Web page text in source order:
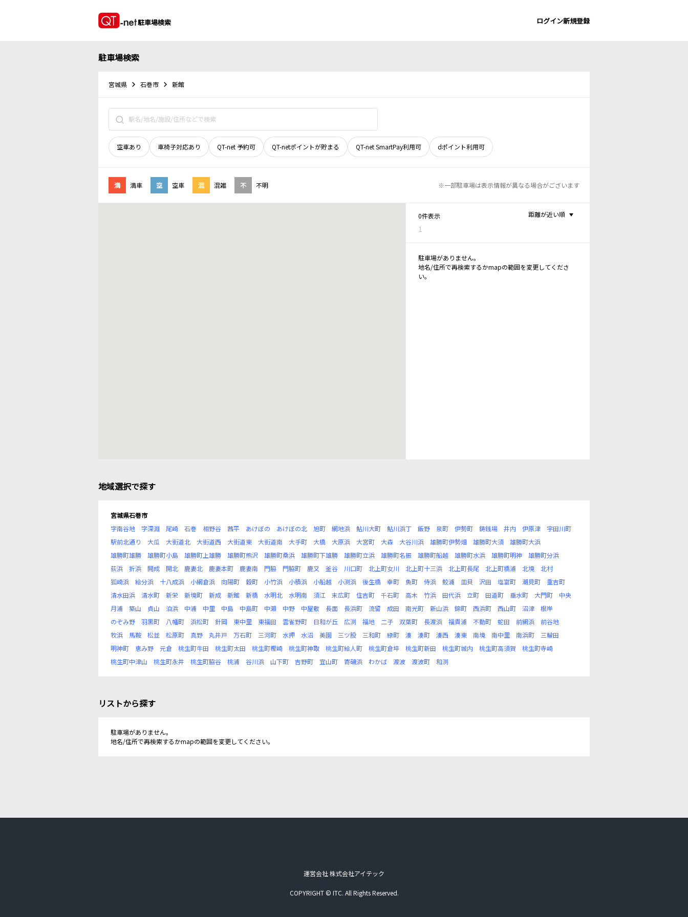
駐車場検索 ログイン新規登録
駐車場検索
宮城県 石巻市 新館
空車あり 車椅子対応あり QT-net 予約可 QT-netポイントが貯まる QT-net SmartPay利用可 dポイント利用可
満 満車 空 空車 混 混雑 不 不明 ※一部駐車場は表示情報が異なる場合がございます
0件表示
1
距離が近い順
駐車場がありません。
地名/住所で再検索するかmapの範囲を変更してくださ
い。
地域選択で探す
宮城県石巻市
字南谷地
字深淵 尾崎 石巻 相野谷 茜平 あけぼの あけぼの北 旭町 網地浜 鮎川大町 鮎川浜丁 飯野 泉町 伊勢町 鋳銭場 井内 伊原津
宇田川町
駅前北通り
大瓜 大街道北 大街道西 大街道東 大街道南 大手町 大橋 大原浜 大宮町 大森 大谷川浜 雄勝町伊勢畑 雄勝町大須
雄勝町大浜
雄勝町雄勝
雄勝町小島 雄勝町上雄勝 雄勝町熊沢 雄勝町桑浜 雄勝町下雄勝 雄勝町立浜 雄勝町名振 雄勝町船越 雄勝町水浜 雄勝町明神
雄勝町分浜
荻浜
折浜 開成 開北 鹿妻北 鹿妻本町 鹿妻南 門脇 門脇町 鹿又 釜谷 川口町 北上町女川 北上町十三浜 北上町長尾 北上町橋浦 北境
北村
狐崎浜
給分浜 十八成浜 小網倉浜 向陽町 穀町 小竹浜 小積浜 小船越 小渕浜 後生橋 幸町 魚町 侍浜 鮫浦 皿貝 沢田 塩富町 潮見町
重吉町
清水田浜
清水町 新栄 新境町 新成 新館 新橋 水明北 水明南 須江 末広町 住吉町 千石町 高木 竹浜 田代浜 立町 田道町 垂水町 大門町
中央
月浦
築山 貞山 泊浜 中浦 中里 中島 中島町 中瀬 中野 中屋敷 長面 長浜町 流留 成田 南光町 新山浜 錦町 西浜町 西山町 沼津
根岸
のぞみ野
羽黒町 八幡町 浜松町 針岡 東中里 東福田 雲雀野町 日和が丘 広渕 福地 二子 双葉町 長渡浜 福貴浦 不動町 蛇田 前網浜
前谷地
牧浜
馬鞍 松並 松原町 真野 丸井戸 万石町 三河町 水押 水沼 美園 三ツ股 三和町 緑町 湊 湊町 湊西 湊東 南境 南中里 南浜町
三輪田
明神町
恵み野 元倉 桃生町牛田 桃生町太田 桃生町樫崎 桃生町神取 桃生町給人町 桃生町倉埣 桃生町新田 桃生町城内 桃生町高須賀
桃生町寺崎
桃生町中津山
桃生町永井 桃生町脇谷 桃浦 谷川浜 山下町 吉野町 宜山町 寄磯浜 わかば 渡波 渡波町 和渕
リストから探す
駐車場がありません。
地名/住所で再検索するかmapの範囲を変更してください。
運営会社 株式会社アイテック
COPYRIGHT © ITC. All Rights Reserved.